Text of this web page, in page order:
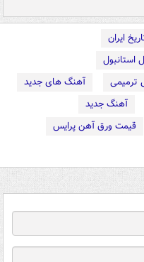
ایران
استانبول
ترمیمی
آهنگ های جدید
آهنگ جدید
قیمت ورق آهن پرایس